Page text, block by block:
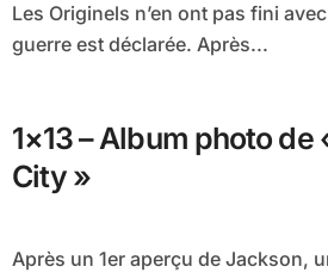
Les Originels n’en ont pas fini avec les sorcières ! La
guerre est déclarée. Après...
1×13 – Album photo de
City »
Après un 1er aperçu de Jackson, une connaissance de